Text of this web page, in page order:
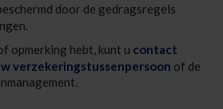
door de gedragsregels
opmerking hebt, kunt u contact
verzekeringstussenpersoon of de